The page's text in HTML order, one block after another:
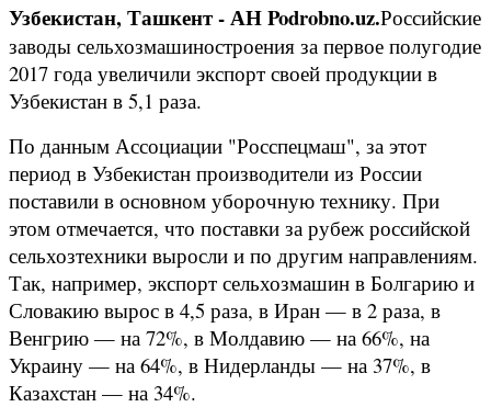
Узбекистан, Ташкент - АН Podrobno.uz.Российские
заводы сельхозмашиностроения за первое полугодие
2017 года увеличили экспорт своей продукции в
Узбекистан в 5,1 раза.
По данным Ассоциации "Росспецмаш", за этот
период в Узбекистан производители из России
поставили в основном уборочную технику. При
этом отмечается, что поставки за рубеж российской
сельхозтехники выросли и по другим направлениям.
Так, например, экспорт сельхозмашин в Болгарию и
Словакию вырос в 4,5 раза, в Иран — в 2 раза, в
Венгрию — на 72%, в Молдавию — на 66%, на
Украину — на 64%, в Нидерланды — на 37%, в
Казахстан — на 34%.